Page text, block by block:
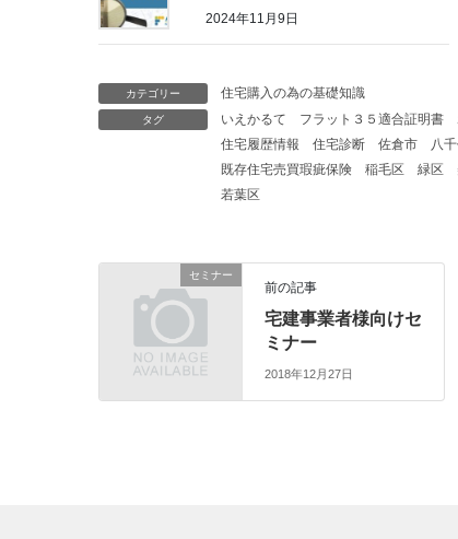
2024年11月9日
カテゴリー 住宅購入の為の基礎知識
タグ いえかるて フラット３５適合証明書
住宅履歴情報
住宅診断 佐倉市 八
既存住宅売買瑕疵保険
稲毛区 緑区
若葉区
セミナー
前の記事
宅建事業者様向けセ
ミナー
2018年12月27日